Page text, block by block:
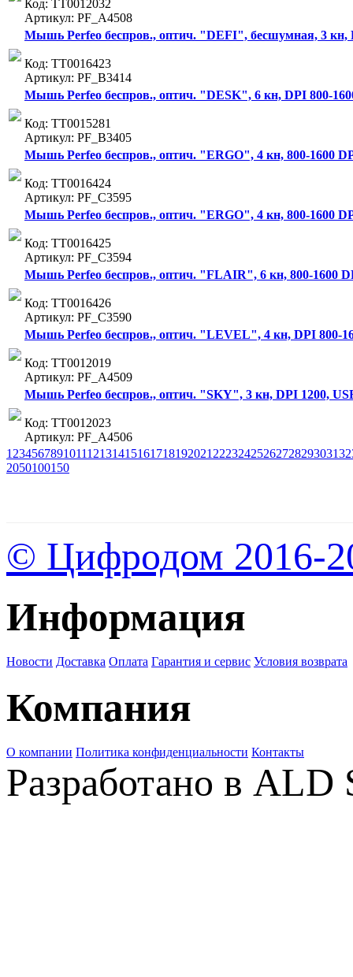
Код: ТТ0012032
Артикул: PF_A4508
Мышь Perfeo беспров., оптич. "DEFI", бесшумная, 3 кн,
Код: ТТ0016423
Артикул: PF_B3414
Мышь Perfeo беспров., оптич. "DESK", 6 кн, DPI 800-
Код: ТТ0015281
Артикул: PF_B3405
Мышь Perfeo беспров., оптич. "ERGO", 4 кн, 800-1600
Код: ТТ0016424
Артикул: PF_C3595
Мышь Perfeo беспров., оптич. "ERGO", 4 кн, 800-1600
Код: ТТ0016425
Артикул: PF_C3594
Мышь Perfeo беспров., оптич. "FLAIR", 6 кн, 800-1600
Код: ТТ0016426
Артикул: PF_C3590
Мышь Perfeo беспров., оптич. "LEVEL", 4 кн, DPI 800-
Код: ТТ0012019
Артикул: PF_A4509
Мышь Perfeo беспров., оптич. "SKY", 3 кн, DPI 1200,
Код: ТТ0012023
Артикул: PF_A4506
1 23456789101112131415161718192021 2223242526272829303132
2050100150
© Цифродом 2016-
Информация
Новости Доставка Оплата Гарантия и сервис Условия возврата
Компания
О компании Политика конфиденциальности Контакты
Разработано в ALD